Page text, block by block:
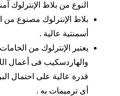
النوع من بلاط الإنترلوك
بلاط الإنترلوك مصنوع
أسمنتية عالية .
يعتبر الإنترلوك من
والهاردسكيب فى أعمال
قدرة عالية على احتمال
أى ترميمات به .